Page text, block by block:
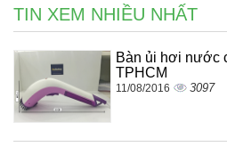
TIN XEM NHIỀU NHẤT
Bàn ủi hơi nước
TPHCM
11/08/2016 3097